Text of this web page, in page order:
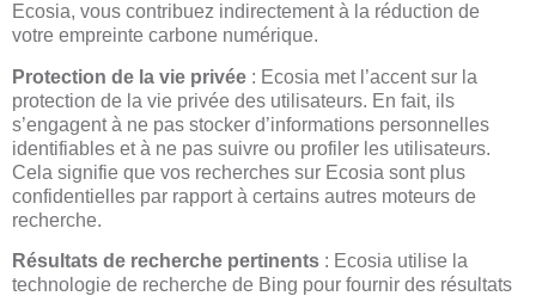
Ecosia, vous contribuez indirectement à la réduction de
votre empreinte carbone numérique.
Protection de la vie privée : Ecosia met l’accent sur la
protection de la vie privée des utilisateurs. En fait, ils
s’engagent à ne pas stocker d’informations personnelles
identifiables et à ne pas suivre ou profiler les utilisateurs.
Cela signifie que vos recherches sur Ecosia sont plus
confidentielles par rapport à certains autres moteurs de
recherche.
Résultats de recherche pertinents : Ecosia utilise la
technologie de recherche de Bing pour fournir des résultats